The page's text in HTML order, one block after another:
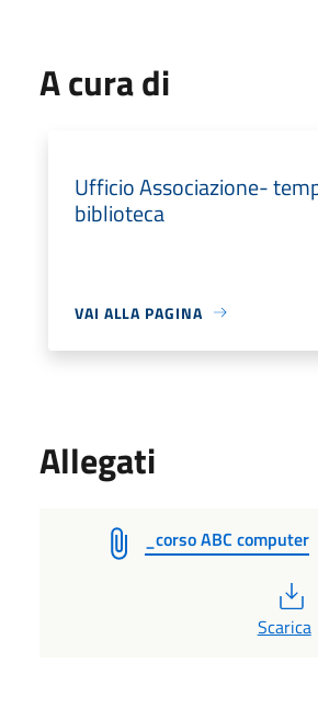
A cura di
Ufficio Associazione-
biblioteca
VAI ALLA PAGINA
Allegati
_corso ABC computer
Scarica